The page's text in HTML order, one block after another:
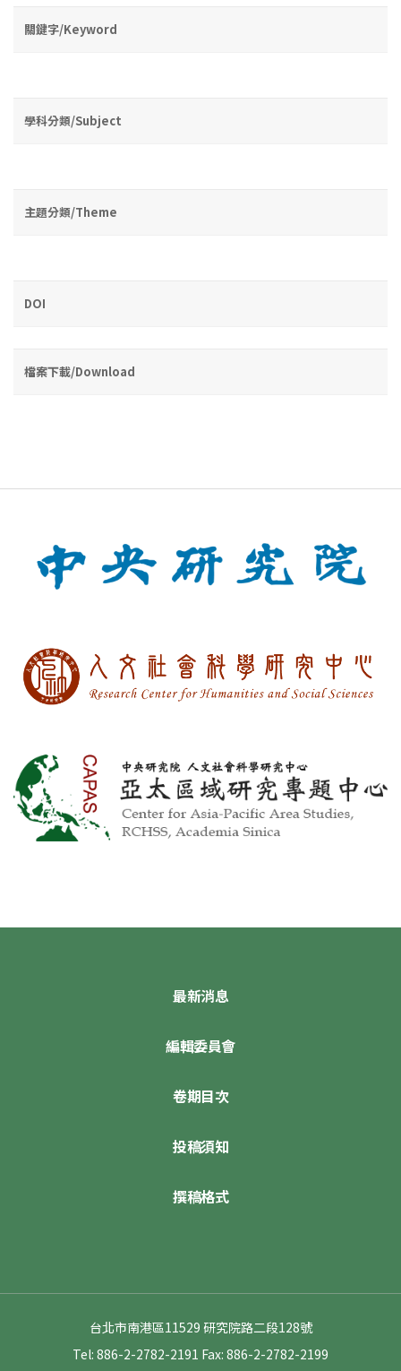
關鍵字/Keyword
學科分類/Subject
主題分類/Theme
DOI
檔案下載/Download
最新消息
編輯委員會
卷期目次
投稿須知
撰稿格式
台北市南港區11529 研究院路二段128號
Tel: 886-2-2782-2191 Fax: 886-2-2782-2199